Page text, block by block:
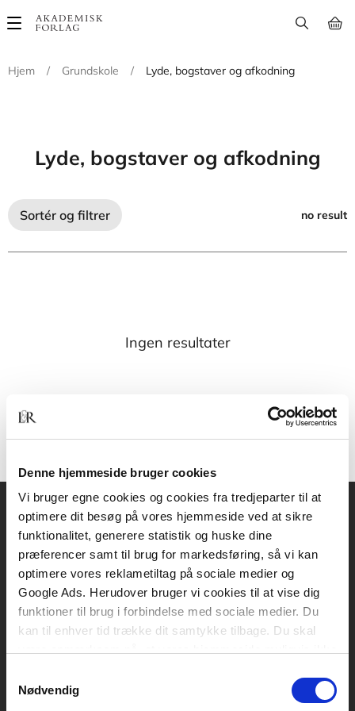
Denne hjemmeside bruger cookies
Vi bruger egne cookies og cookies fra tredjeparter til at
optimere dit besøg på vores hjemmeside ved at sikre
funktionalitet, generere statistik og huske dine
præferencer samt til brug for markedsføring, så vi kan
optimere vores reklametiltag på sociale medier og
Google Ads. Herudover bruger vi cookies til at vise dig
funktioner til brug i forbindelse med sociale medier. Du
kan til enhver tid trække dit samtykke tilbage. Du skal
tilbagetrækker et samtykke.
Nødvendig
Main
Hjem
/ Grundskole / Lyde, bogstaver og afkodning
Lyde, bogstaver og afkodning
Sortér og filtrer no result
Ingen resultater
Akademisk Forlag
Vognmagergade 11
1120 København K
CVR 76351910
Kontakt kundeservice